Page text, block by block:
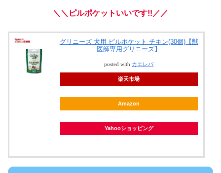
＼＼ピルポケットいいです!!／／
グリニーズ 犬用 ピルポケット チキン(30個)【獣
医師専用グリニーズ】
posted with カエレバ
楽天市場
Amazon
Yahooショッピング